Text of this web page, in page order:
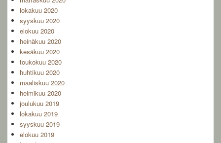
lokakuu 2020
syyskuu 2020
elokuu 2020
heinäkuu 2020
kesäkuu 2020
toukokuu 2020
huhtikuu 2020
maaliskuu 2020
helmikuu 2020
joulukuu 2019
lokakuu 2019
syyskuu 2019
elokuu 2019